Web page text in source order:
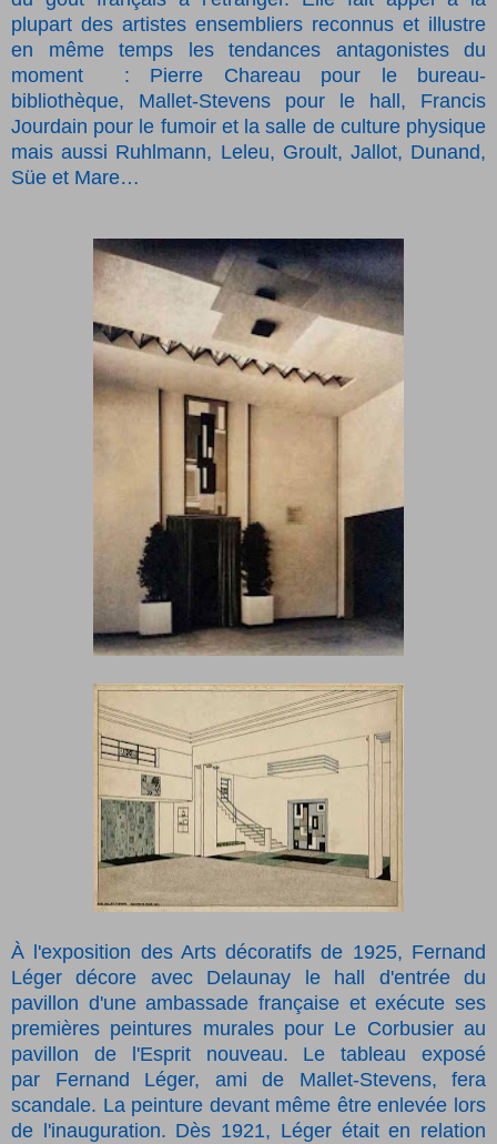
plupart des artistes ensembliers reconnus et illustre
en même temps les tendances antagonistes du
moment
: Pierre Chareau pour le bureau-
bibliothèque, Mallet-Stevens pour le hall, Francis
Jourdain pour le fumoir et la salle de culture physique
mais aussi Ruhlmann, Leleu, Groult, Jallot, Dunand,
Süe et Mare…
À l'exposition des Arts décoratifs de 1925, Fernand
Léger décore avec Delaunay le hall d'entrée du
pavillon d'une ambassade française et exécute ses
premières peintures murales pour Le Corbusier au
pavillon de l'Esprit nouveau. Le tableau exposé
par Fernand Léger, ami de Mallet-Stevens, fera
scandale. La peinture devant même être enlevée lors
de l'inauguration. Dès 1921, Léger était en relation